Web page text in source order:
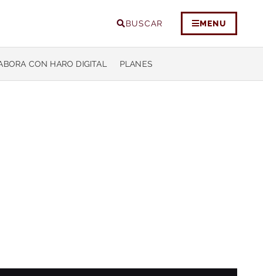
BUSCAR MENU
CON HARO DIGITAL PLANES